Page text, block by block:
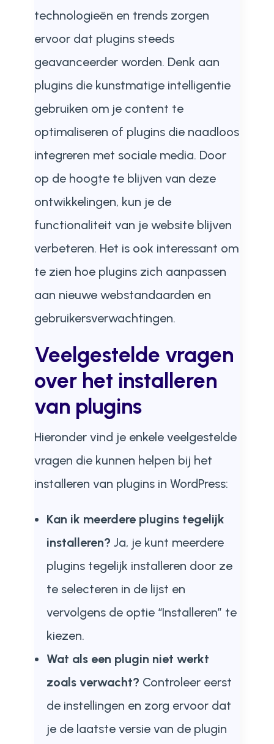
technologieën en trends zorgen
ervoor dat plugins steeds
geavanceerder worden. Denk aan
plugins die kunstmatige intelligentie
gebruiken om je content te
optimaliseren of plugins die naadloos
integreren met sociale media. Door
op de hoogte te blijven van deze
ontwikkelingen, kun je de
functionaliteit van je website blijven
verbeteren. Het is ook interessant om
te zien hoe plugins zich aanpassen
aan nieuwe webstandaarden en
gebruikersverwachtingen.
Veelgestelde vragen
over het installeren
van plugins
Hieronder vind je enkele veelgestelde
vragen die kunnen helpen bij het
installeren van plugins in WordPress:
Kan ik meerdere plugins tegelijk
installeren? Ja, je kunt meerdere
plugins tegelijk installeren door ze
te selecteren in de lijst en
vervolgens de optie “Installeren” te
kiezen.
Wat als een plugin niet werkt
zoals verwacht? Controleer eerst
de instellingen en zorg ervoor dat
je de laatste versie van de plugin